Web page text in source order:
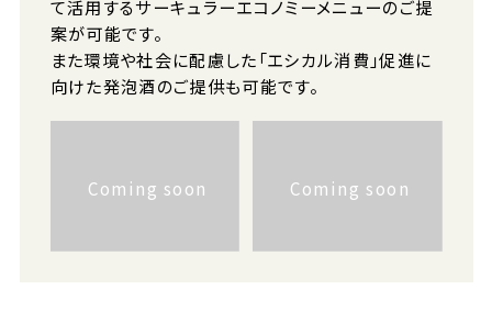
て活用するサーキュラーエコノミーメニューのご提
案が可能です。
また環境や社会に配慮した「エシカル消費」促進に
向けた発泡酒のご提供も可能です。